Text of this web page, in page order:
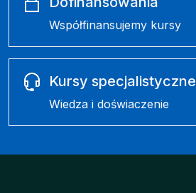
Współfinansujemy kursy
Kursy specjalistyczne
Wiedza i doświaczenie